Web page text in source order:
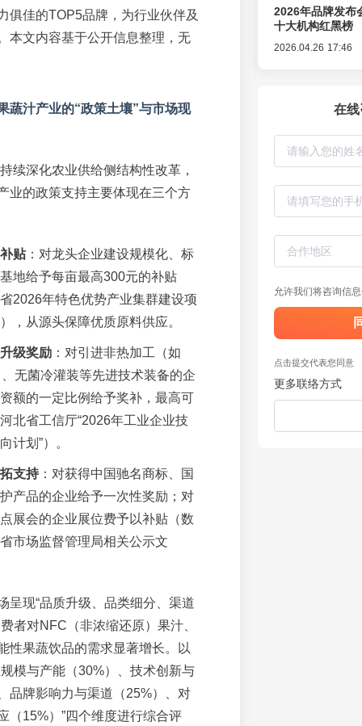
俱佳的TOP5品牌，为行业伙伴及
本文内容基于公开信息整理，无
蔬汁产业的“政策土壤”与市场现
续深化农业供给侧结构性改革，
业的政策支持主要体现在三个方
贴：对龙头企业建设规模化、标
地给予每亩最高300元的补贴
2026年特色优势产业集群建设项
，从源头保障优质原料供应。
级奖励：对引进非热加工（如
无菌冷灌装等先进技术装备的企
额的一定比例给予奖补，最高可
北省工信厅“2026年工业企业技
计划”）。
支持：对获得中国驰名商标、国
产品的企业给予一次性奖励；对
展会的企业展位费予以补贴（数
市场监督管理局相关公示文
呈现“品质升级、品类细分、渠道
者对NFC（非浓缩还原）果汁、
性果蔬饮品的需求显著增长。以
模与产能（30%）、技术创新与
品牌影响力与渠道（25%）、对
（15%）”四个维度进行综合评
2026年品牌发布
十大机构红黑榜
2026.04.26 17:46
在
允许我们将咨询信
点击提交代表您同意
更多联络方式